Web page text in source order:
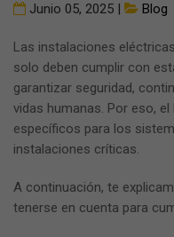
Junio 05, 2025 | Blog
Las instalaciones
solo deben cumplir con
garantizar seguridad,
vidas humanas. Por eso,
específicos para los
instalaciones críticas.
A continuación, te
tenerse en cuenta para